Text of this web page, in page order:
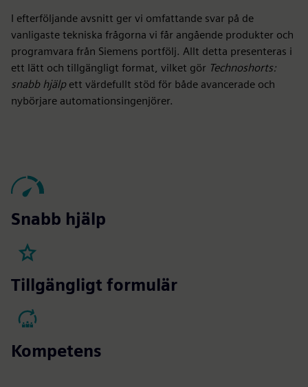
I efterföljande avsnitt ger vi omfattande svar på de
vanligaste tekniska frågorna vi får angående produkter och
programvara från Siemens portfölj. Allt detta presenteras i
ett lätt och tillgängligt format, vilket gör Technoshorts:
snabb hjälpett värdefullt stöd för både avancerade och
nybörjare automationsingenjörer.
Snabb hjälp
Tillgängligt formulär
Kompetens